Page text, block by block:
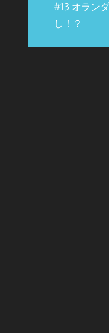
#13 オラン
し！？